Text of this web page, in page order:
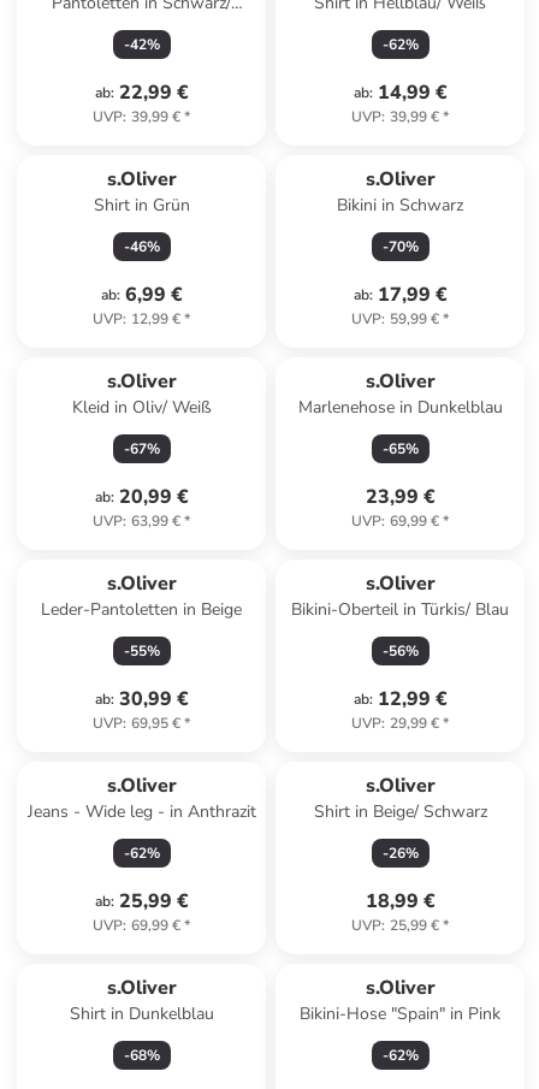
Beige/ Hellbraun
-42%
ab: 22,99 €
UVP: 39,99 €*
-62%
ab: 14,99 €
UVP: 39,99 €*
s.Oliver
Shirt in Grün
-46%
ab: 6,99 €
UVP: 12,99 €*
s.Oliver
Bikini in Schwarz
-70%
ab: 17,99 €
UVP: 59,99 €*
s.Oliver
Kleid in Oliv/ Weiß
-67%
ab: 20,99 €
UVP: 63,99 €*
s.Oliver
Marlenehose in Dunkelblau
-65%
23,99 €
UVP: 69,99 €*
s.Oliver
Leder-Pantoletten in Beige
-55%
ab: 30,99 €
UVP: 69,95 €*
s.Oliver
Bikini-Oberteil in Türkis/ Blau
-56%
ab: 12,99 €
UVP: 29,99 €*
s.Oliver
Jeans - Wide leg - in Anthrazit
-62%
ab: 25,99 €
UVP: 69,99 €*
s.Oliver
Shirt in Beige/ Schwarz
-26%
18,99 €
UVP: 25,99 €*
s.Oliver
Shirt in Dunkelblau
-68%
s.Oliver
Bikini-Hose "Spain" in Pink
-62%